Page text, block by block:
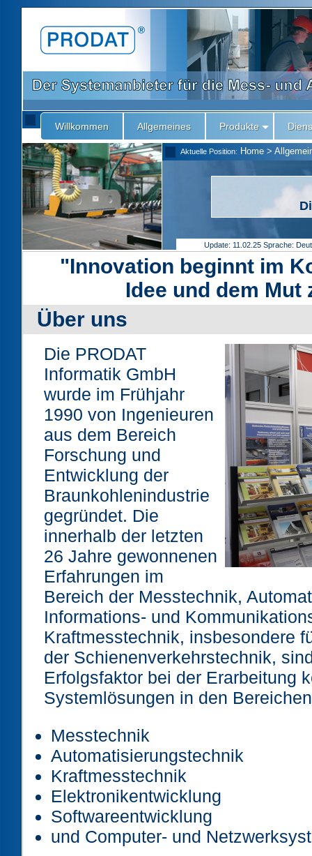
Willkommen Allgemeines Produkte
Aktuelle Position: Home >
Update: 11.02.25 Sprache:
"Innovation beginnt im
Idee und dem Mut
Über uns
Die PRODAT
Informatik GmbH
wurde im Frühjahr
1990 von Ingenieuren
aus dem Bereich
Forschung und
Entwicklung der
Braunkohlenindustrie
gegründet. Die
innerhalb der letzten
26 Jahre gewonnenen
Erfahrungen im
Bereich der Messtechnik,
Informations- und
Kraftmesstechnik, insbesondere
der Schienenverkehrstechnik,
Erfolgsfaktor bei der Erarbeitung
Systemlösungen in den
Messtechnik
Automatisierungstechnik
Kraftmesstechnik
Elektronikentwicklung
Softwareentwicklung
und Computer- und